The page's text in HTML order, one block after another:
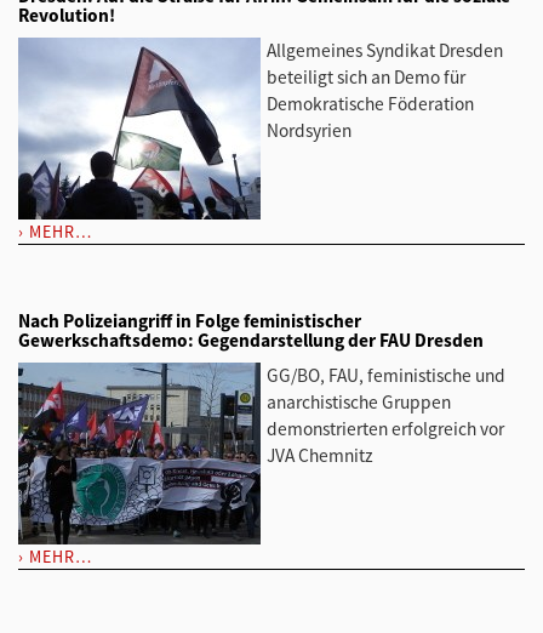
Revolution!
Allgemeines Syndikat Dresden
beteiligt sich an Demo für
Demokratische Föderation
Nordsyrien
MEHR…
Nach Polizeiangriff in Folge feministischer
Gewerkschaftsdemo: Gegendarstellung der FAU Dresden
GG/BO, FAU, feministische und
anarchistische Gruppen
demonstrierten erfolgreich vor
JVA Chemnitz
MEHR…